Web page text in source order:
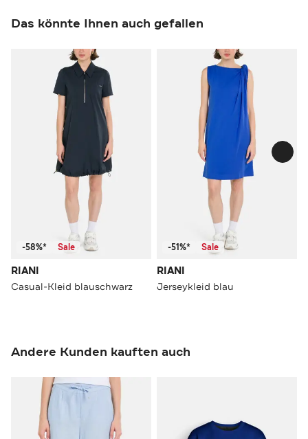
Das könnte Ihnen auch gefallen
-58%* Sale
RIANI
Casual-Kleid blauschwarz
-51%* Sale
RIANI
Jerseykleid blau
Andere Kunden kauften auch